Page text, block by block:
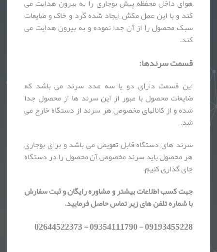
هوای داخل محفظه پیش بوجاری را به بیرون هدایت می
کند و با این عمل مکش ایجاد شده گرد و خاک و ضایعات
سبک محصول را از آن جدا نموده و به بیرون هدایت می
کند.
قسمت سرندها:
این قسمت دارای دو یا سه عدد سرند می باشد که
ضایعات محصول با عبور از این سرند ها از محصول جدا
شده و از کانالهای مخصوص هر سرند از دستگاه خارج می
شد.
سرند های دستگاه قابل تعویض می باشد و برای بوجاری
هر محصول باید سرند مخصوص آن محصول را در دستگاه
جای گذاری کنیم.
جهت کسب اطلاعات بیشتر و مشاوره رایگان و ثبت سفارش
با شماره تلفن های زیر تماس حاصل فرمایید.
09193455228 - 09354111790 - 02644522373